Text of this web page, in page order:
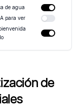
de agua
para ver
de